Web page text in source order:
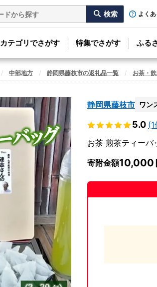
よく
カテゴリでさがす 特集でさがす ふる
中部地方 静岡県藤枝市の返礼品一覧 お茶・
静岡県藤枝市 ワン
5.0 (1
お茶 煎茶ティー
寄附金額10,000